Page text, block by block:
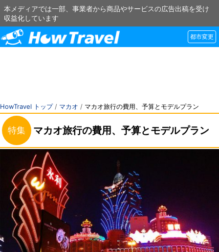
本メディアでは一部、事業者から商品やサービスの広告出稿を受け
収益化しています
都市変更
HowTravel トップ/ マカオ / マカオ旅行の費用、予算とモデルプラン
特集 マカオ旅行の費用、予算とモデルプラン